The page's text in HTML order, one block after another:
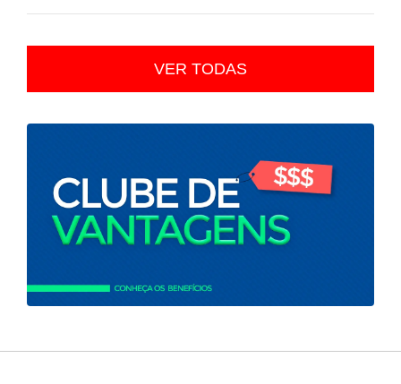
VER TODAS